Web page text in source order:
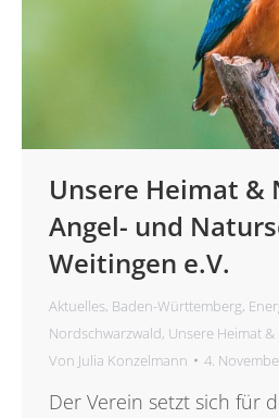
Unsere Heimat &
Angel- und
Weitingen e.V.
Aktuelles, Baden-Württemberg,
Nordschwarzwald, Unsere Heimat
Von Julia Konzelmann 4.
Der Verein setzt sich für